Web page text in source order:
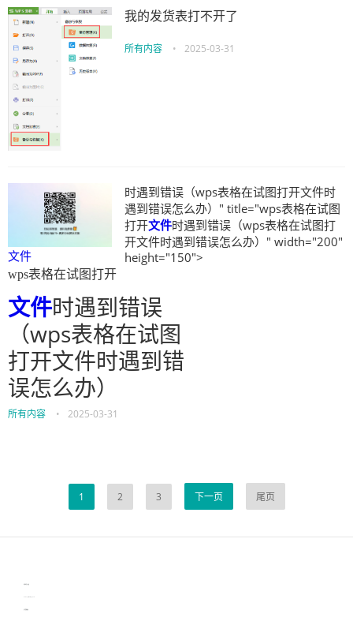
我的发货表打不开了
所有内容 • 2025-03-31
文件
时遇到错误（wps表格在试图打开文件时
遇到错误怎么办）" title="wps表格在试图
打开文件时遇到错误（wps表格在试图打
开文件时遇到错误怎么办）" width="200"
height="150">
wps表格在试图打开
文件时遇到错误
（wps表格在试图
打开文件时遇到错
误怎么办）
所有内容 • 2025-03-31
1 2 3 下一页 尾页